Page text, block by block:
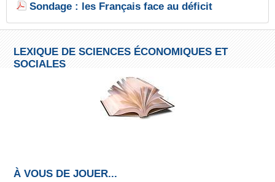
Sondage : les Français face au déficit
LEXIQUE DE SCIENCES ÉCONOMIQUES ET
SOCIALES
À VOUS DE JOUER...